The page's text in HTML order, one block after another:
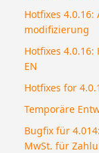
Hotfixes 4.0.16:
modifizierung
Hotfixes
EN
Hotfixes for
Temporäre
Bugfix für
MwSt. für